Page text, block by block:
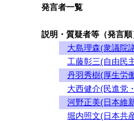
発言者一覧
説明・質疑者等（発言順
大島理森(衆議院
工藤彰三(自由民
丹羽秀樹(厚生労
大西健介(民進党
河野正美(日本維
堀内照文(日本共